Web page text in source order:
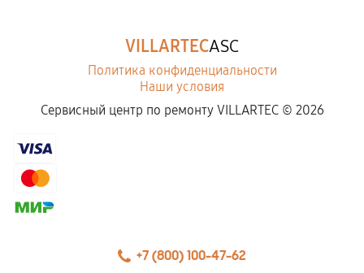
VILLARTECASC
Политика конфиденциальности
Наши условия
Сервисный центр по ремонту VILLARTEC © 2026
+7 (800) 100-47-62